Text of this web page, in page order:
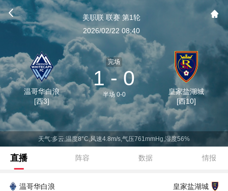
美职联 联赛 第1轮
2026/02/22 08:40
温哥华白浪
[西3]
完场
1 - 0
半场 0-0
皇家盐湖城
[西10]
天气:多云,温度8°C,风速4.8m/s,气压761mmHg,湿度56%
直播 阵容 数据 情报
温哥华白浪 皇家盐湖城